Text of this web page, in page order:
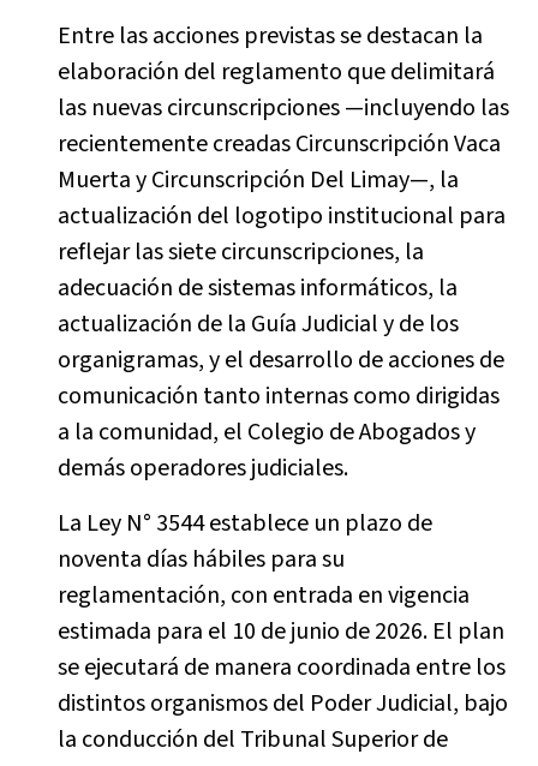
Entre las acciones previstas se destacan la
elaboración del reglamento que delimitará
las nuevas circunscripciones —incluyendo las
recientemente creadas Circunscripción Vaca
Muerta y Circunscripción Del Limay—, la
actualización del logotipo institucional para
reflejar las siete circunscripciones, la
adecuación de sistemas informáticos, la
actualización de la Guía Judicial y de los
organigramas, y el desarrollo de acciones de
comunicación tanto internas como dirigidas
a la comunidad, el Colegio de Abogados y
demás operadores judiciales.
La Ley N° 3544 establece un plazo de
noventa días hábiles para su
reglamentación, con entrada en vigencia
estimada para el 10 de junio de 2026. El plan
se ejecutará de manera coordinada entre los
distintos organismos del Poder Judicial, bajo
la conducción del Tribunal Superior de